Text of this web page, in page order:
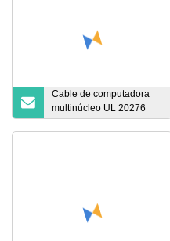
Cable de computadora
multinúcleo UL 20276
para cableado interno o